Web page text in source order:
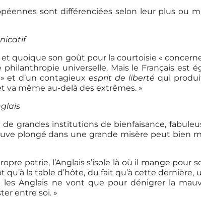
sont différenciées selon leur plus ou
et quoique son goût pour la courtoisie «
philanthropie universelle. Mais le Français est
et d’un contagieuxesprit de liberté qui
va même au-delà des extrêmes. »
de grandes institutions de bienfaisance,
plongé dans une grande misère peut bien
patrie, l’Anglais s’isole là où il mange
qu’à la table d’hôte, du fait qu’à cette
les Anglais ne vont que pour dénigrer la
entre soi. »